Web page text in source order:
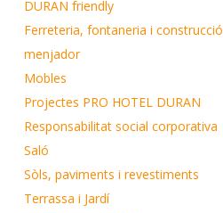
DURAN friendly
Ferreteria, fontaneria i construcció
menjador
Mobles
Projectes PRO HOTEL DURAN
Responsabilitat social corporativa
Saló
Sòls, paviments i revestiments
Terrassa i Jardí